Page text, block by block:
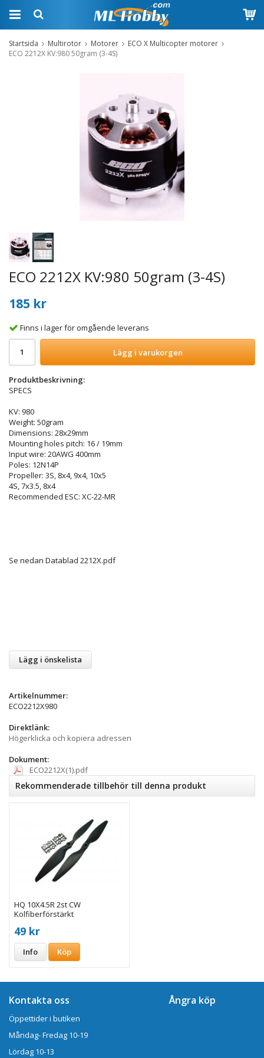
Startsida Multirotor Motorer
ECO X Multicopter motorer
ECO 2212X KV:980 50gram (3-4S)
ECO 2212X KV:980 50gram (3-4S)
185 kr
Finns i lager för omgående leverans
Lägg i varukorgen
Produktbeskrivning:
SPECS
KV: 980
Weight: 50gram
Dimensions: 28x29mm
Mounting holes pitch: 16 / 19mm
Input wire: 20AWG 400mm
Poles: 12N14P
Propeller: 3S, 8x4, 9x4, 10x5
4S, 7x3.5, 8x4
Recommended ESC: XC-22-MR
Se nedan Datablad 2212X.pdf
Lägg i önskelista
Artikelnummer:
ECO2212X980
Direktlänk:
Högerklicka och kopiera adressen
Dokument:
ECO2212X(1).pdf
Rekommenderade tillbehör till denna produkt
HQ 10X4.5R 2st CW
Kolfiberförstärkt
49 kr
Info Köp
Kontakta oss
Öppettider i butiken
Måndag- Fredag 10-19
Lördag 10-13
Ångra köp